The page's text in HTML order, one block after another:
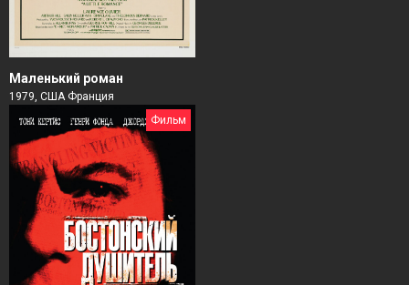
Маленький роман
1979, США Франция
Фильм